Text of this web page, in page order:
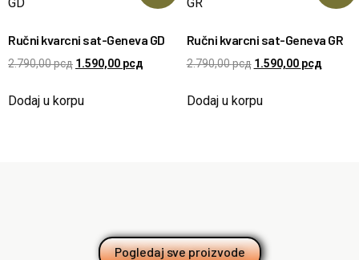
Ručni kvarcni sat-Geneva GD
2.790,00рсд 1.590,00 рсд
Dodaj u korpu
Ručni kvarcni sat-Geneva GR
2.790,00рсд 1.590,00 рсд
Dodaj u korpu
Pogledaj sve proizvode